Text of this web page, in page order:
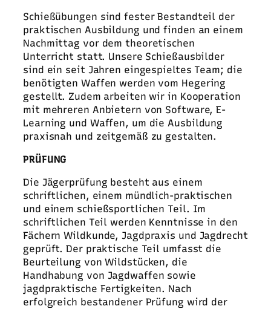
Schießübungen sind fester Bestandteil der
praktischen Ausbildung und finden an einem
Nachmittag vor dem theoretischen
Unterricht statt. Unsere Schießausbilder
sind ein seit Jahren eingespieltes Team; die
benötigten Waffen werden vom Hegering
gestellt. Zudem arbeiten wir in Kooperation
mit mehreren Anbietern von Software, E-
Learning und Waffen, um die Ausbildung
praxisnah und zeitgemäß zu gestalten.
PRÜFUNG
Die Jägerprüfung besteht aus einem
schriftlichen, einem mündlich-praktischen
und einem schießsportlichen Teil. Im
schriftlichen Teil werden Kenntnisse in den
Fächern Wildkunde, Jagdpraxis und Jagdrecht
geprüft. Der praktische Teil umfasst die
Beurteilung von Wildstücken, die
Handhabung von Jagdwaffen sowie
jagdpraktische Fertigkeiten. Nach
erfolgreich bestandener Prüfung wird der